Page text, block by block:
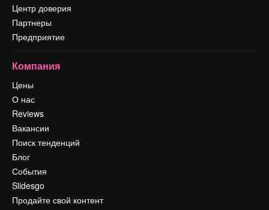
Центр доверия
Партнеры
Предприятие
Компания
Цены
О нас
Reviews
Вакансии
Поиск тенденций
Блог
События
Slidesgo
Продайте свой контент